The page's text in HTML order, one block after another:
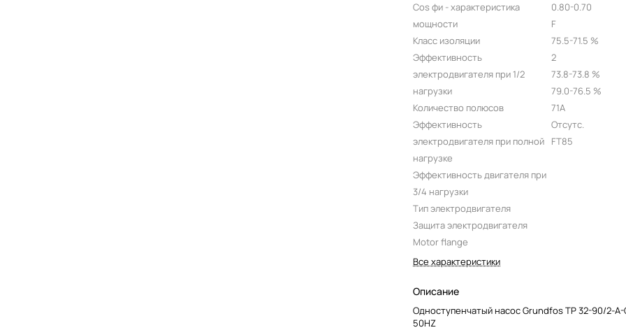
Cos фи - характеристика
мощности
Класс изоляции
Эффективность
электродвигателя при 1/2
нагрузки
Количество полюсов
Эффективность
электродвигателя при полной
нагрузке
Эффективность двигателя при
3/4 нагрузки
Тип электродвигателя
Защита электродвигателя
Motor flange
0.80-0.70
F
75.5-71.5 %
2
73.8-73.8 %
79.0-76.5 %
71A
Отсутс.
FT85
Все характеристики
Описание
Одноступенчатый насос Grundfos TP 32-90/2-A-
50HZ